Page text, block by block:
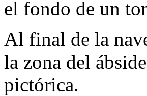
el fondo de un
Al final de la
la zona del
pictórica.